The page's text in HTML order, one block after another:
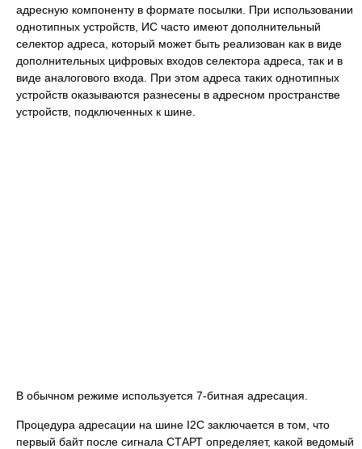
адресную компоненту в формате посылки. При использовании
однотипных устройств, ИС часто имеют дополнительный
селектор адреса, который может быть реализован как в виде
дополнительных цифровых входов селектора адреса, так и в
виде аналогового входа. При этом адреса таких однотипных
устройств оказываются разнесены в адресном пространстве
устройств, подключенных к шине.
В обычном режиме используется 7-битная адресация.
Процедура адресации на шине I2C заключается в том, что
первый байт после сигнала СТАРТ определяет, какой ведомый